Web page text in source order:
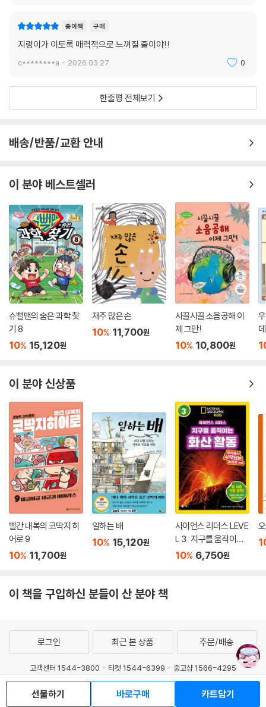
종이책 구매
지렁이가 이토록 매력적으로 느껴질 줄이야!!
c********a 2026.03.27. 0
한줄평 전체보기
배송/반품/교환 안내
이 분야 베스트셀러
슈뻘맨의 숨은 과학 찾
기 8
10% 15,120원
재주 많은 손
10% 11,700원
시끌시끌 소음공해 이
제 그만!
10% 10,800원
이 분야 신상품
빨간 내복의 코딱지 히
어로 9
10% 11,700원
일하는 배
10% 15,120원
사이언스 리더스 LEVE
L 3 : 지구를 움직이는
화산 활동
10% 6,750원
이 책을 구입하신 분들이 산 분야 책
선물하기 바로구매 카트담기
로그인 최근 본 상품 주문/배송
고객센터 1544-3800 티켓 1544-6399
중고샵 1566-4295
eBook 1:1문의/채팅상담
예스이십사(주) 사업자 정보